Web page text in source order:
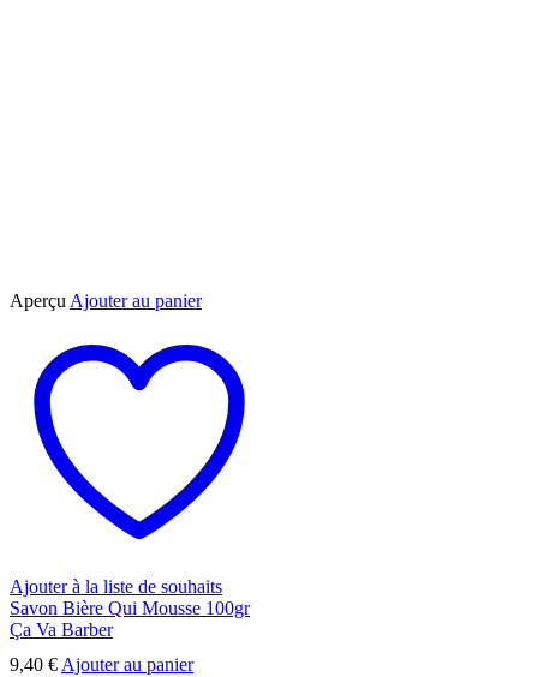
Aperçu Ajouter au panier
Ajouter à la liste de souhaits
Savon Bière Qui Mousse 100gr
Ça Va Barber
9,40 € Ajouter au panier